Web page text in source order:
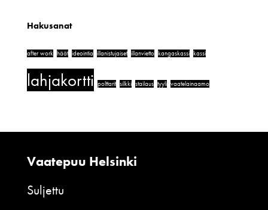
Hakusanat
after work häät ideointia illanistujaiset illanvietto kangaskassi kassi
lahjakortti polttarit silkki stailaus tyyli vaatelainaamo
Vaatepuu Helsinki
Suljettu